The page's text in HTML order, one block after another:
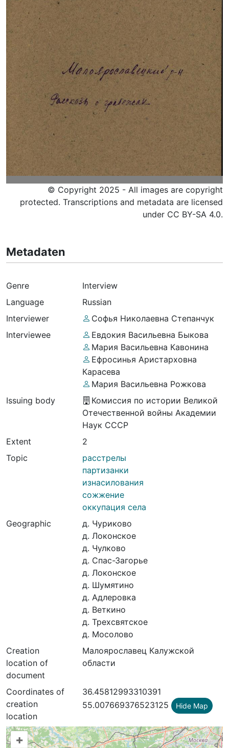
© Copyright 2025 - All images are copyright
protected. Transcriptions and metadata are licensed
under CC BY-SA 4.0.
Metadaten
Genre
Interview
Language
Russian
Interviewer
Софья Николаевна Степанчук
Interviewee
Евдокия Васильевна Быкова
Мария Васильевна Кавонина
Ефросинья Аристарховна
Карасева
Мария Васильевна Рожкова
Issuing body
Комиссия по истории Великой
Отечественной войны Академии
Наук СССР
Extent
2
Topic
расстрелы
партизанки
изнасилования
сожжение
оккупация села
Geographic
д. Чуриково
д. Локонское
д. Чулково
д. Спас-Загорье
д. Локонское
д. Шумятино
д. Адлеровка
д. Веткино
д. Трехсвятское
д. Мосолово
Creation
location of
document
Малоярославец Калужской
области
Coordinates of
creation
location
36.45812993310391
55.007669376523125 Hide Map
+